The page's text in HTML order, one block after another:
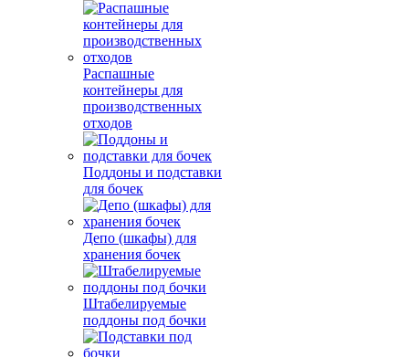
Распашные
контейнеры для
производственных
отходов
Поддоны и подставки
для бочек
Депо (шкафы) для
хранения бочек
Штабелируемые
поддоны под бочки